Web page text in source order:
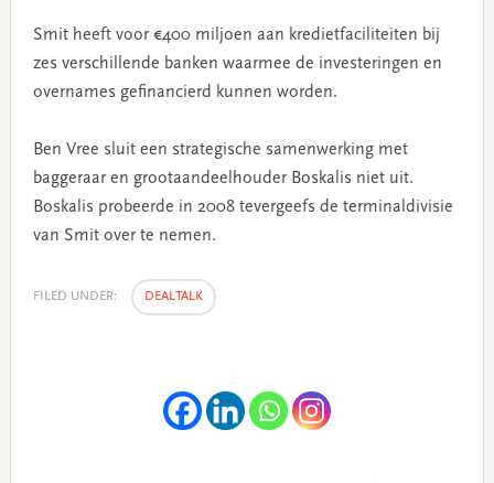
Smit heeft voor €400 miljoen aan kredietfaciliteiten bij
zes verschillende banken waarmee de investeringen en
overnames gefinancierd kunnen worden.
Ben Vree sluit een strategische samenwerking met
baggeraar en grootaandeelhouder Boskalis niet uit.
Boskalis probeerde in 2008 tevergeefs de terminaldivisie
van Smit over te nemen.
FILED UNDER: DEALTALK